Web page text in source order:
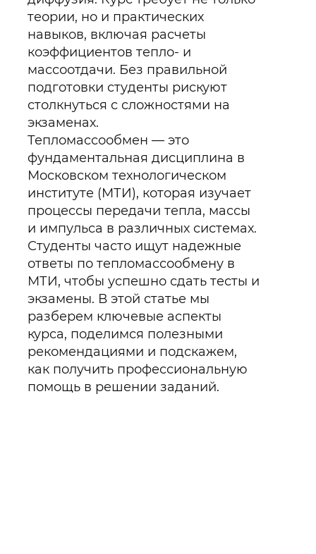
теории, но и практических
навыков, включая расчеты
коэффициентов тепло- и
массоотдачи. Без правильной
подготовки студенты рискуют
столкнуться с сложностями на
экзаменах.
Тепломассообмен — это
фундаментальная дисциплина в
Московском технологическом
институте (МТИ), которая изучает
процессы передачи тепла, массы
и импульса в различных системах.
Студенты часто ищут надежные
ответы по тепломассообмену в
МТИ, чтобы успешно сдать тесты и
экзамены. В этой статье мы
разберем ключевые аспекты
курса, поделимся полезными
рекомендациями и подскажем,
как получить профессиональную
помощь в решении заданий.